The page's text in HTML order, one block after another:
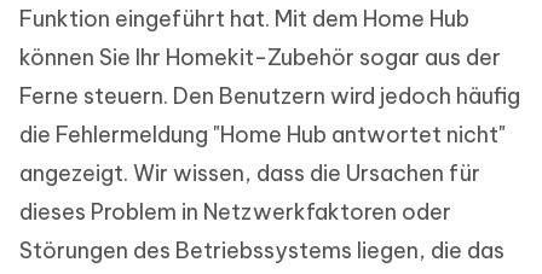
Funktion eingeführt hat. Mit dem Home Hub
können Sie Ihr Homekit-Zubehör sogar aus der
Ferne steuern. Den Benutzern wird jedoch häufig
die Fehlermeldung "Home Hub antwortet nicht"
angezeigt. Wir wissen, dass die Ursachen für
dieses Problem in Netzwerkfaktoren oder
Störungen des Betriebssystems liegen, die das